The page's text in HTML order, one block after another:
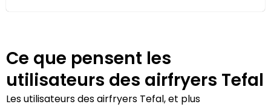
Ce que pensent les
utilisateurs des airfryers Tefal
Les utilisateurs des airfryers Tefal, et plus